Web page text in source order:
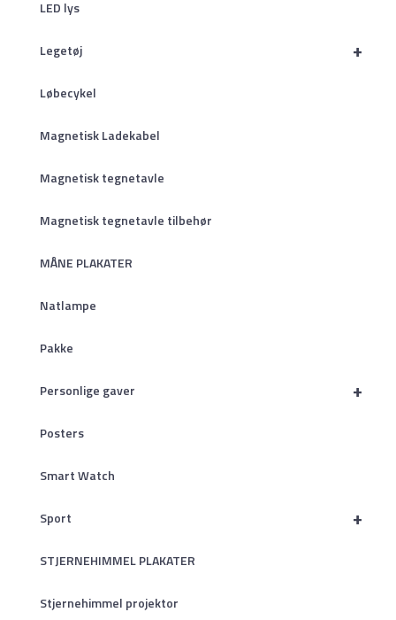
LED lys
+
Legetøj
Løbecykel
Magnetisk Ladekabel
Magnetisk tegnetavle
Magnetisk tegnetavle tilbehør
MÅNE PLAKATER
Natlampe
Pakke
+
Personlige gaver
Posters
Smart Watch
+
Sport
STJERNEHIMMEL PLAKATER
Stjernehimmel projektor